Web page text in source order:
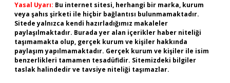
Yasal Uyarı: Bu internet sitesi, herhangi bir marka, kurum
veya şahıs şirketi ile hiçbir bağlantısı bulunmamaktadır.
Sitede yalnızca kendi hazırladığımız makaleler
paylaşılmaktadır. Burada yer alan içerikler haber niteliği
taşımamakta olup, gerçek kurum ve kişiler hakkında
paylaşım yapılmamaktadır. Gerçek kurum ve kişiler ile isim
benzerlikleri tamamen tesadüfidir. Sitemizdeki bilgiler
taslak halindedir ve tavsiye niteliği taşımazlar.